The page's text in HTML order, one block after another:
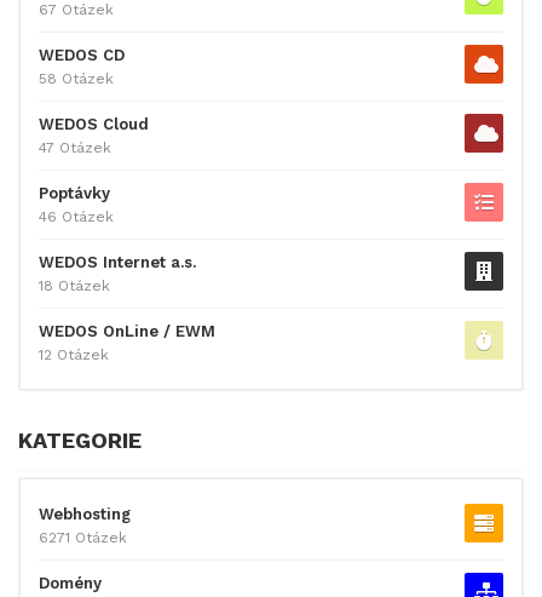
67 Otázek
WEDOS CD
58 Otázek
WEDOS Cloud
47 Otázek
Poptávky
46 Otázek
WEDOS Internet a.s.
18 Otázek
WEDOS OnLine / EWM
12 Otázek
KATEGORIE
Webhosting
6271 Otázek
Domény